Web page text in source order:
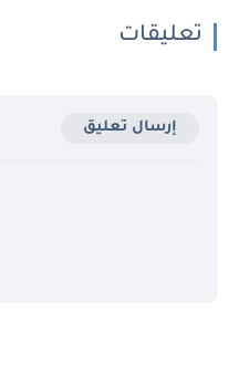
تعليقات
إرسال تعليق